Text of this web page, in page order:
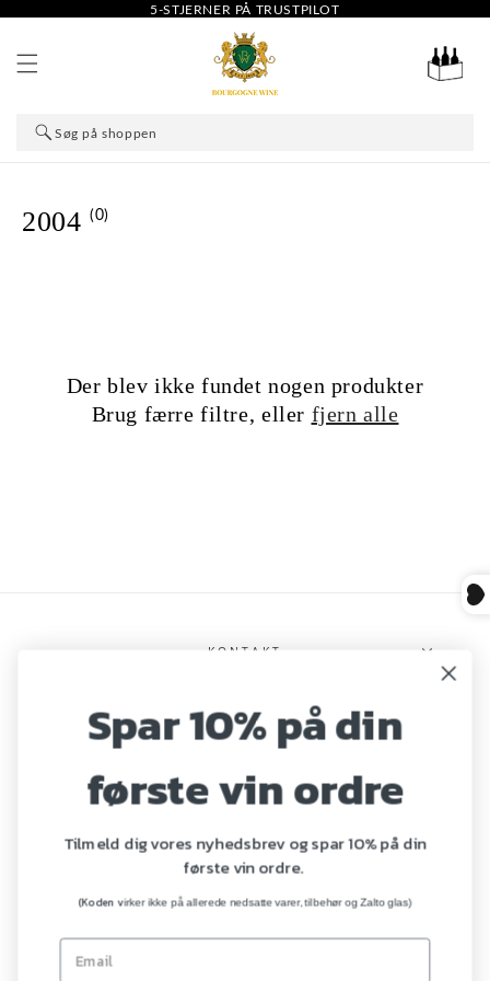
5-STJERNER PÅ TRUSTPILOT
Indkøbskurv
SøgSøg på shoppen
2004 (0)
Der blev ikke fundet nogen produkter
Brug færre filtre, eller fjern alle
KONTAKT
INFO
KATEGORIER
Fortryd køb her
Spar 10% på din
første vin ordre
Tilmeld dig vores nyhedsbrev og spar 10% på din
første vin ordre.
(Koden virker ikke på allerede nedsatte varer, tilbehør og Zalto glas)